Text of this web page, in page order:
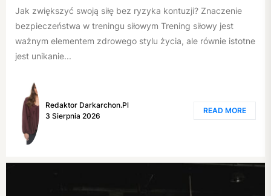
Jak zwiększyć swoją siłę bez ryzyka kontuzji? Znaczenie
bezpieczeństwa w treningu siłowym Trening siłowy jest
ważnym elementem zdrowego stylu życia, ale równie istotne
jest unikanie...
Redaktor Darkarchon.pl
3 Sierpnia 2026
READ MORE